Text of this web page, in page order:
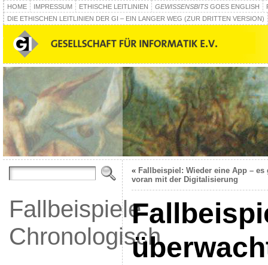
HOME IMPRESSUM ETHISCHE LEITLINIEN GEWISSENSBITSGOES ENGLISH
DIE ETHISCHEN LEITLINIEN DER GI – EIN LANGER WEG (ZUR DRITTEN VERSION)
Fallbeispiele
Chronologisch
« Fallbeispiel: Wieder eine App – es
voran mit der Digitalisierung